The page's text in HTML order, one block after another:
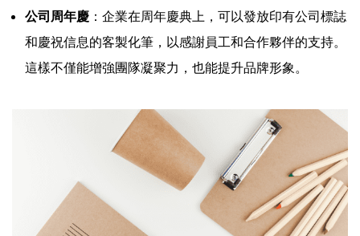
公司周年慶 ：企業在周年慶典上，可以發放印有公司標誌
和慶祝信息的客製化筆，以感謝員工和合作夥伴的支持。
這樣不僅能增強團隊凝聚力，也能提升品牌形象。